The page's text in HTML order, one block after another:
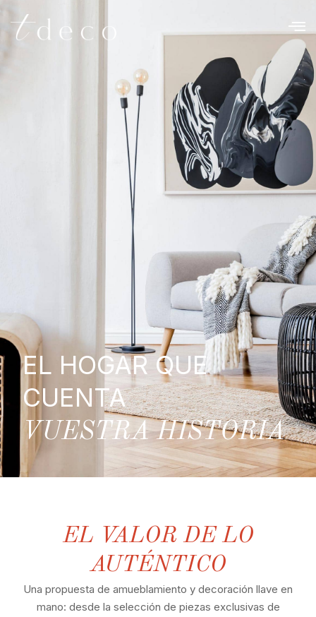
EL HOGAR QUE
CUENTA
VUESTRA HISTORIA
EL VALOR DE LO
AUTÉNTICO
Una propuesta de amueblamiento y decoración llave en
mano: desde la selección de piezas exclusivas de